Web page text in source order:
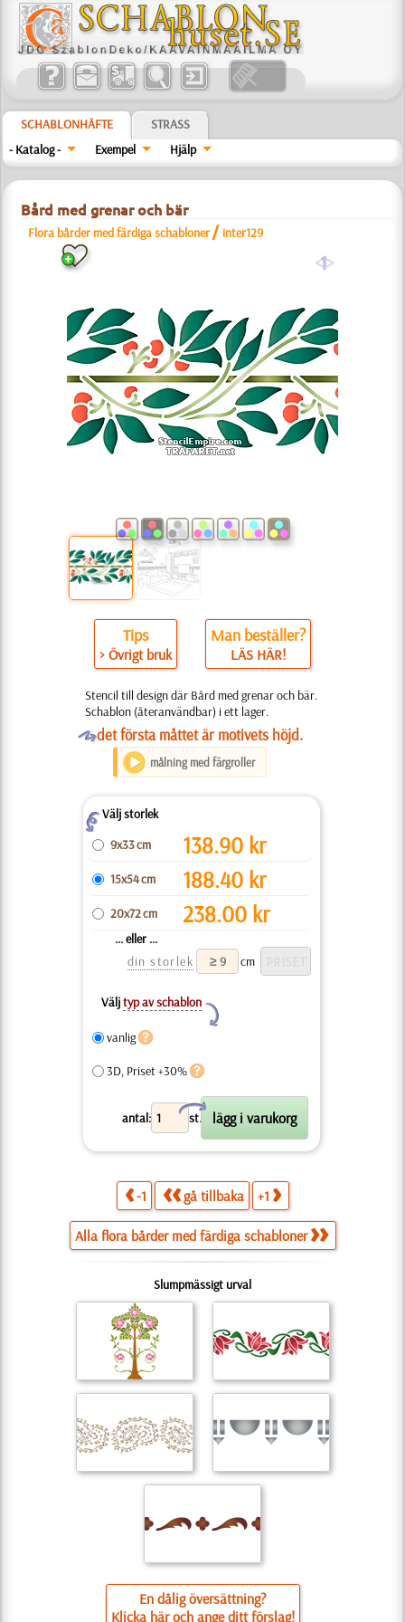
SCHABLONHÄFTE
STRASS
- Katalog -
Exempel Hjälp
Bård med grenar och bär
Flora bårder med färdiga schabloner / inter129
a
Tips
> Övrigt bruk
Man beställer?
LÄS HÄR!
Stencil till design där Bård med grenar och bär.
Schablon (återanvändbar) i ett lager.
Odet första måttet är motivets höjd.
målning med färgroller
ZVälj storlek
9x33 cm
138.90 kr
15x54 cm 188.40 kr
20x72 cm 238.00 kr
... eller ...
din storlek
cm
Väljtyp av schablon
Y
vanlig
3D, Priset +30%
antal: st.
X
-1 gå tillbaka +1
Alla flora bårder med färdiga schabloner
Slumpmässigt urval
En dålig översättning?
Klicka här och ange ditt förslag!